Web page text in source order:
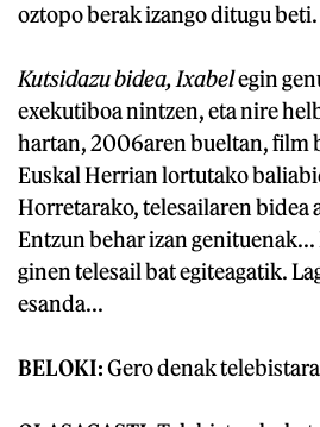
oztopo berak izango ditugu beti.
Kutsidazu bidea, Ixabelegin
exekutiboa nintzen, eta nire
hartan, 2006aren bueltan, film
Euskal Herrian lortutako
Horretarako, telesailaren bidea
Entzun behar izan
ginen telesail bat egiteagatik.
esanda...
BELOKI:Gero denak